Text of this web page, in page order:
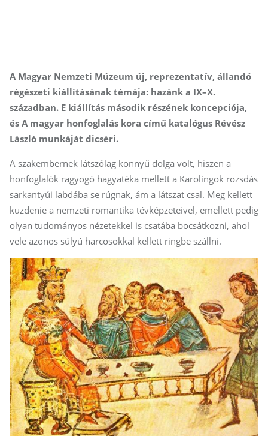
A Magyar Nemzeti Múzeum új, reprezentatív, állandó
régészeti kiállításának témája: hazánk a IX–X.
században. E kiállítás második részének koncepciója,
és A magyar honfoglalás kora című katalógus Révész
László munkáját dicséri.
A szakembernek látszólag könnyű dolga volt, hiszen a
honfoglalók ragyogó hagyatéka mellett a Karolingok rozsdás
sarkantyúi labdába se rúgnak, ám a látszat csal. Meg kellett
küzdenie a nemzeti romantika tévképzeteivel, emellett pedig
olyan tudományos nézetekkel is csatába bocsátkozni, ahol
vele azonos súlyú harcosokkal kellett ringbe szállni.